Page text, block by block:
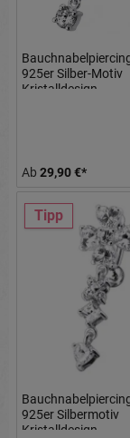
925er Silber-Motiv
Kristalldesign
Ab 29,90 €*
Tipp
925er Silbermotiv
Kristalldesign